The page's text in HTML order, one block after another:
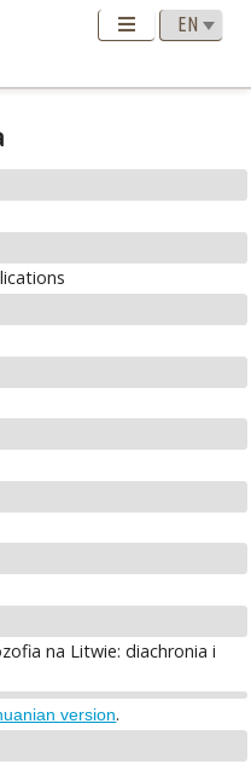
na Litwie: diachronia i
version.